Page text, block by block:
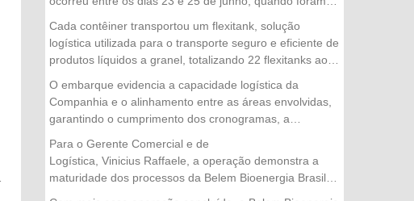
realizada nos dias 30 de junho, 1º e 2 de julho, com o
envio de mais 12 contêineres, concluindo a operação
com sucesso.
Cada contêiner transportou um flexitank, solução
logística utilizada para o transporte seguro e eficiente de
produtos líquidos a granel, totalizando 22 flexitanks ao
O embarque evidencia a capacidade logística da
Companhia e o alinhamento entre as áreas envolvidas,
garantindo o cumprimento dos cronogramas, a
Para o Gerente Comercial e de
Logística, Vinicius Raffaele, a operação demonstra a
maturidade dos processos da Belem Bioenergia Brasil e